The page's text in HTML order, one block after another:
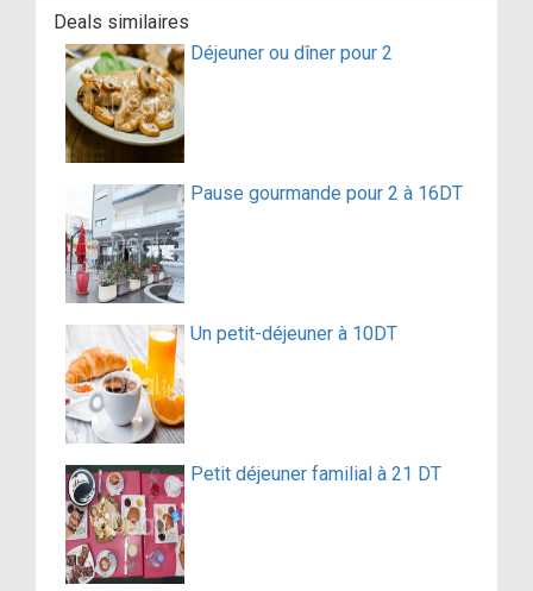
Deals similaires
Déjeuner ou dîner pour 2
Pause gourmande pour 2 à 16DT
Un petit-déjeuner à 10DT
Petit déjeuner familial à 21 DT